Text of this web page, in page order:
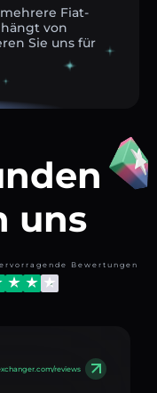
Fiat-
von
Sie uns für
uns
Bewertungen
reviews